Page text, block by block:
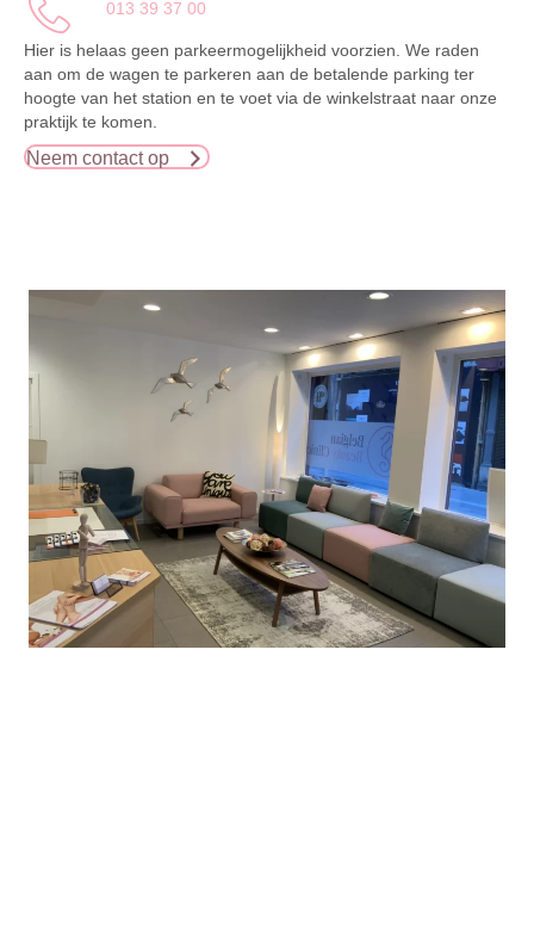
013 39 37 00
Hier is helaas geen parkeermogelijkheid voorzien. We raden
aan om de wagen te parkeren aan de betalende parking ter
hoogte van het station en te voet via de winkelstraat naar onze
praktijk te komen.
Neem contact op